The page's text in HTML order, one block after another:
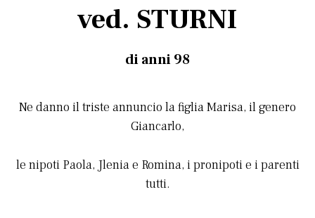
ved. STURNI
di anni 98
Ne danno il triste annuncio la figlia Marisa, il genero
Giancarlo,
le nipoti Paola, Jlenia e Romina, i pronipoti e i parenti
tutti.